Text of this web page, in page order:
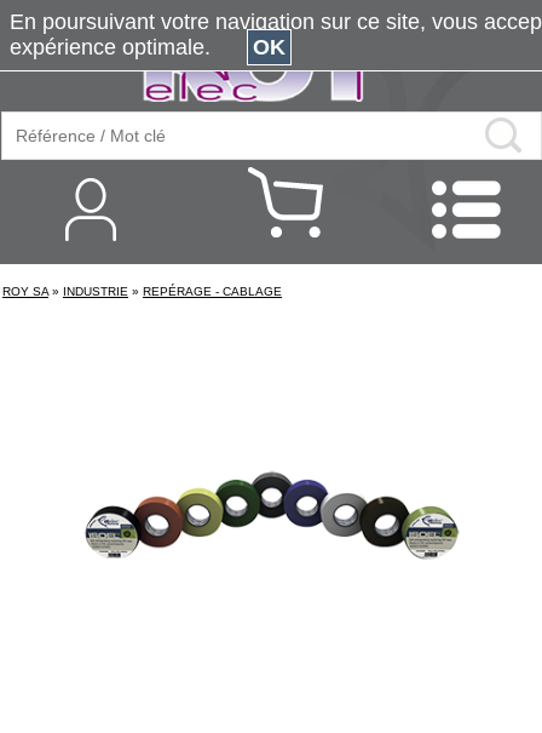
ROY SA » INDUSTRIE » REPÉRAGE - CABLAGE
En poursuivant votre navigation sur ce site, vous
expérience optimale.
OK